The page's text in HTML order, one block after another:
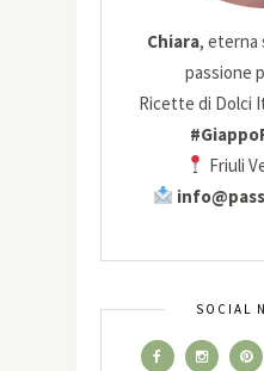
Chiara, eterna
passione
Ricette di Dolci
Friuli
SOCIAL